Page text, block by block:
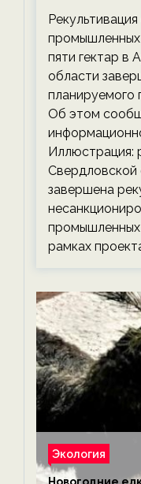
экологии на
пяти гектар в
области
планируемого
Об этом
Иллюстрация:
Свердловской
завершена
промышленных
рамках
Экология